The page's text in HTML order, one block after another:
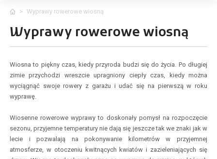
> Wyprawy rowerowe wiosną
Wyprawy rowerowe wiosną
Wiosna to piękny czas, kiedy przyroda budzi się do życia. Po długiej
zimie przychodzi wreszcie upragniony ciepły czas, kiedy można
wyciągnąć swoje rowery z garażu i udać się na pierwszą w roku
wyprawę.
Wiosenne rowerowe wyprawy to doskonały pomysł na rozpoczęcie
sezonu, przyjemne temperatury nie dają się jeszcze tak we znaki jak w
lecie i pozwalają na pokonywanie kilometrów w przyjemnej
atmosferze, w otoczeniu kwitnących kwiatów i zazieleniających się